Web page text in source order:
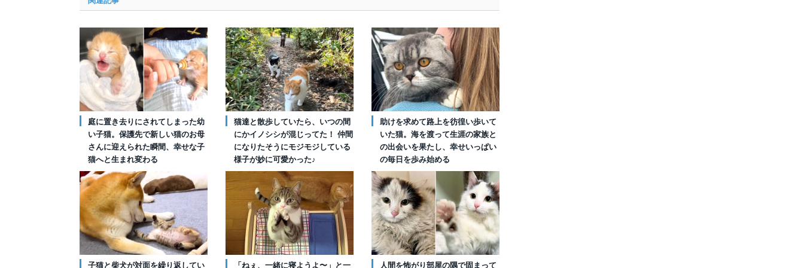
庭に置き去りにされてしまった幼
い子猫。保護先で新しい猫のお母
さんに迎えられた瞬間、幸せな子
猫へと生まれ変わる
猫達と散歩していたら、いつの間
にかイノシシが混じってた！ 仲間
になりたそうにモジモジしている
様子が妙に可愛かった♪
助けを求めて路上を彷徨い歩いて
いた猫。海を渡って生涯の家族と
の出会いを果たし、幸せいっぱい
の毎日を歩み始める
子猫と柴犬が対面を繰り返してい 「ねぇ、一緒に寝ようよ〜」と一 人間を怖がり部屋の隅で固まって